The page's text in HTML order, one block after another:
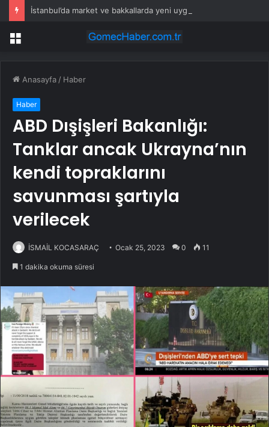
Menü
Anasayfa / Haber
Haber
ABD Dışişleri Bakanlığı:
Tanklar ancak Ukrayna’nın
kendi topraklarını
savunması şartıyla
verilecek
İSMAİL KOCASARAÇ Ocak 25, 2023 0 11
1 dakika okuma süresi